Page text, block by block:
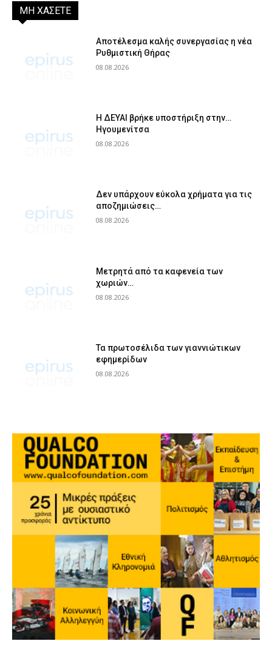
ΜΗ ΧΑΣΕΤΕ
Αποτέλεσμα καλής συνεργασίας η νέα
Ρυθμιστική Θήρας
08.08.2026
Η ΔΕΥΑΙ βρήκε υποστήριξη στην…
Ηγουμενίτσα
08.08.2026
Δεν υπάρχουν εύκολα χρήματα για τις
αποζημιώσεις…
08.08.2026
Μετρητά από τα καφενεία των
χωριών…
08.08.2026
Τα πρωτοσέλιδα των γιαννιώτικων
εφημερίδων
08.08.2026